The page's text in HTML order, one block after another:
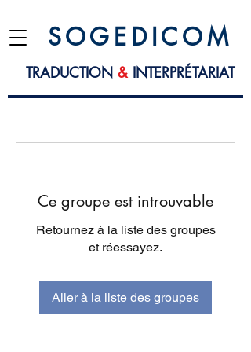
S O G E D I C O M
TRADUCTION &INTERPRÉTARIAT
Ce groupe est introuvable
Retournez à la liste des groupes
et réessayez.
Aller à la liste des groupes